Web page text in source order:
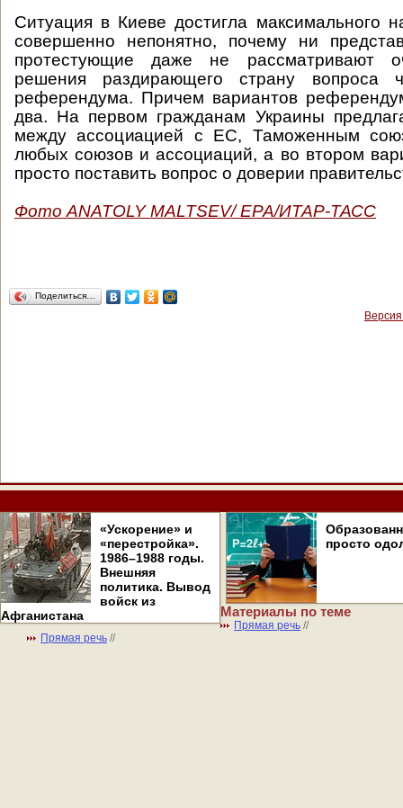
Ситуация в Киеве достигла максимального
совершенно непонятно, почему ни
протестующие даже не рассматривают
решения раздирающего страну вопроса
референдума. Причем вариантов
два. На первом гражданам Украины
между ассоциацией с ЕС, Таможенным
любых союзов и ассоциаций, а во втором
просто поставить вопрос о доверии
Фото ANATOLY MALTSEV/ EPA/ИТАР-ТАСС
Поделиться…
«Ускорение» и
«перестройка».
1986–1988 годы.
Внешняя
политика. Вывод
войск из
Афганистана
просто
Материалы по теме
Прямая речь //
Прямая речь //